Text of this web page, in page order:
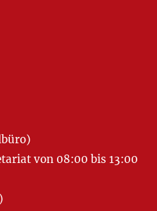
von 08:00 bis 13:00